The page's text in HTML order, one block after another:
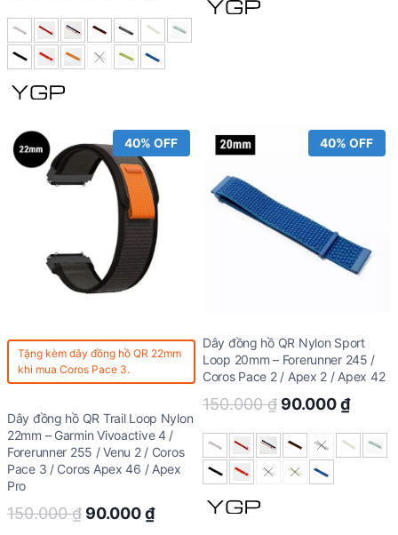
price
was:
150.000 ₫.
price
is:
90.000 ₫.
40% OFF
Tặng kèm dây đồng hồ QR 22mm
khi mua Coros Pace 3.
Dây đồng hồ QR Trail Loop Nylon
22mm – Garmin Vivoactive 4 /
Forerunner 255 / Venu 2 / Coros
Pace 3 / Coros Apex 46 / Apex
Pro
150.000₫ Original
90.000₫Current
40% OFF
Dây đồng hồ QR Nylon Sport
Loop 20mm – Forerunner 245 /
Coros Pace 2 / Apex 2 / Apex 42
150.000₫ Original
was:
150.000 ₫.
90.000₫
is: